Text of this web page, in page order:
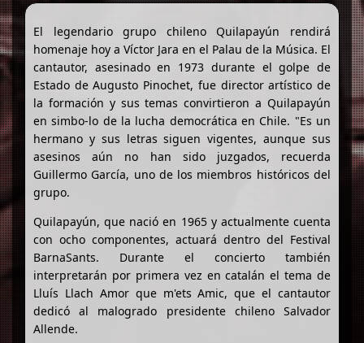
El legendario grupo chileno Quilapayún rendirá
homenaje hoy a Víctor Jara en el Palau de la Música. El
cantautor, asesinado en 1973 durante el golpe de
Estado de Augusto Pinochet, fue director artístico de
la formación y sus temas convirtieron a Quilapayún
en simbo-lo de la lucha democrática en Chile. "Es un
hermano y sus letras siguen vigentes, aunque sus
asesinos aún no han sido juzgados, recuerda
Guillermo García, uno de los miembros históricos del
grupo.
Quilapayún, que nació en 1965 y actualmente cuenta
con ocho componentes, actuará dentro del Festival
BarnaSants. Durante el concierto también
interpretarán por primera vez en catalán el tema de
Lluís Llach Amor que m'ets Amic, que el cantautor
dedicó al malogrado presidente chileno Salvador
Allende.